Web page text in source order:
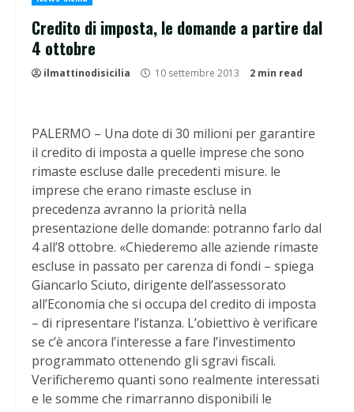
Credito di imposta, le domande a partire dal
4 ottobre
ilmattinodisicilia 10 settembre 2013 2 min read
PALERMO – Una dote di 30 milioni per garantire
il credito di imposta a quelle imprese che sono
rimaste escluse dalle precedenti misure. le
imprese che erano rimaste escluse in
precedenza avranno la priorità nella
presentazione delle domande: potranno farlo dal
4 all’8 ottobre. «Chiederemo alle aziende rimaste
escluse in passato per carenza di fondi – spiega
Giancarlo Sciuto, dirigente dell’assessorato
all’Economia che si occupa del credito di imposta
– di ripresentare l’istanza. L’obiettivo è verificare
se c’è ancora l’interesse a fare l’investimento
programmato ottenendo gli sgravi fiscali.
Verificheremo quanti sono realmente interessati
e le somme che rimarranno disponibili le